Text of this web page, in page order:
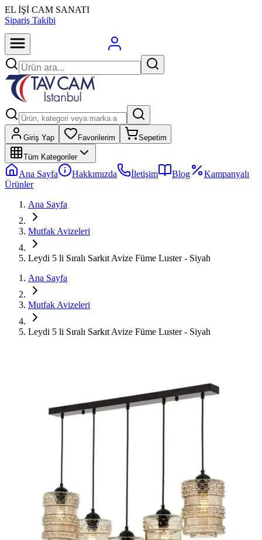
EL İŞİ CAM SANATI
Sipariş Takibi
Giriş Yap Favorilerim Sepetim
Tüm Kategoriler
Ana Sayfa Hakkımızda İletişim Blog
Kampanyalı
Ürünler
Ana Sayfa
Mutfak Avizeleri
Leydi 5 li Sıralı Sarkıt Avize Füme Luster - Siyah
Ana Sayfa
Mutfak Avizeleri
Leydi 5 li Sıralı Sarkıt Avize Füme Luster - Siyah